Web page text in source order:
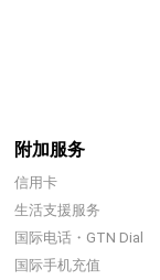
附加服务
信用卡
生活支援服务
国际电话・GTN Dial
国际手机充值